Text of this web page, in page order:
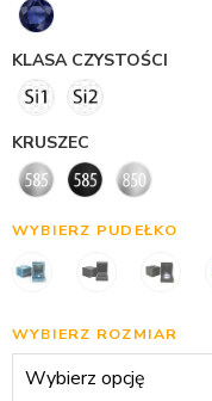
KLASA CZYSTOŚCI
KRUSZEC
WYBIERZ PUDEŁKO
WYBIERZ ROZMIAR